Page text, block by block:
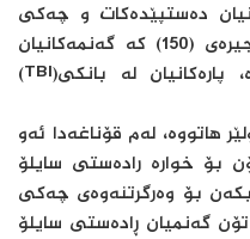
دەستپێدەكات و چەكی
جوتیاران لە زنجیرە (1) تاوەكو زنجیرەی (150) كە گەنمەكانیان
رادەستی سایلۆی هەولێر كردووە، پارەكانیان لە بانكی(TBI)
هاتووە، لەم قۆناغەدا ئەو
گەنمەكانیان لە 50 تۆن بۆ خوارە رادەستی سایلۆ
بۆ وەرگرتنەوەی چەكی
پارە، هەروەها ئەوانەی زیاتر لە 50 تۆن گەنمیان ڕادەستی سایلۆ